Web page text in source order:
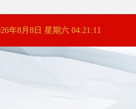
年8月8日 星期六 04:21:11